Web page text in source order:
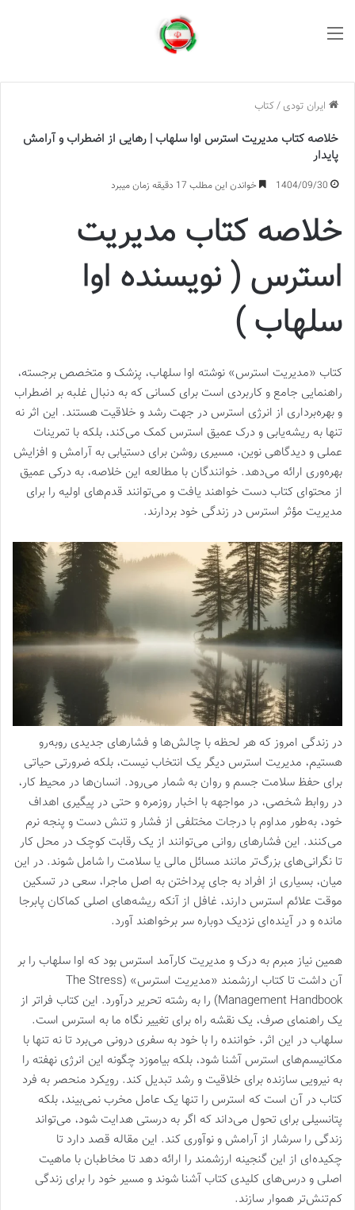
ایران تودی /کتاب
خلاصه کتاب مدیریت استرس اوا سلهاب | رهایی از اضطراب و آرامش
پایدار
1404/09/30 خواندن این مطلب 17 دقیقه زمان میبرد
خلاصه کتاب مدیریت
استرس ( نویسنده اوا
سلهاب )
کتاب «مدیریت استرس» نوشته اوا سلهاب، پزشک و متخصص برجسته،
راهنمایی جامع و کاربردی است برای کسانی که به دنبال غلبه بر اضطراب
و بهره‌برداری از انرژی استرس در جهت رشد و خلاقیت هستند. این اثر نه
تنها به ریشه‌یابی و درک عمیق استرس کمک می‌کند، بلکه با تمرینات
عملی و دیدگاهی نوین، مسیری روشن برای دستیابی به آرامش و افزایش
بهره‌وری ارائه می‌دهد. خوانندگان با مطالعه این خلاصه، به درکی عمیق
از محتوای کتاب دست خواهند یافت و می‌توانند قدم‌های اولیه را برای
مدیریت مؤثر استرس در زندگی خود بردارند.
در زندگی امروز که هر لحظه با چالش‌ها و فشارهای جدیدی روبه‌رو
هستیم، مدیریت استرس دیگر یک انتخاب نیست، بلکه ضرورتی حیاتی
برای حفظ سلامت جسم و روان به شمار می‌رود. انسان‌ها در محیط کار،
در روابط شخصی، در مواجهه با اخبار روزمره و حتی در پیگیری اهداف
خود، به‌طور مداوم با درجات مختلفی از فشار و تنش دست و پنجه نرم
می‌کنند. این فشارهای روانی می‌توانند از یک رقابت کوچک در محل کار
تا نگرانی‌های بزرگ‌تر مانند مسائل مالی یا سلامت را شامل شوند. در این
میان، بسیاری از افراد به جای پرداختن به اصل ماجرا، سعی در تسکین
موقت علائم استرس دارند، غافل از آنکه ریشه‌های اصلی کماکان پابرجا
مانده و در آینده‌ای نزدیک دوباره سر برخواهند آورد.
همین نیاز مبرم به درک و مدیریت کارآمد استرس بود که اوا سلهاب را بر
آن داشت تا کتاب ارزشمند «مدیریت استرس» (The Stress
Management Handbook) را به رشته تحریر درآورد. این کتاب فراتر از
یک راهنمای صرف، یک نقشه راه برای تغییر نگاه ما به استرس است.
سلهاب در این اثر، خواننده را با خود به سفری درونی می‌برد تا نه تنها با
مکانیسم‌های استرس آشنا شود، بلکه بیاموزد چگونه این انرژی نهفته را
به نیرویی سازنده برای خلاقیت و رشد تبدیل کند. رویکرد منحصر به فرد
کتاب در آن است که استرس را تنها یک عامل مخرب نمی‌بیند، بلکه
پتانسیلی برای تحول می‌داند که اگر به درستی هدایت شود، می‌تواند
زندگی را سرشار از آرامش و نوآوری کند. این مقاله قصد دارد تا
چکیده‌ای از این گنجینه ارزشمند را ارائه دهد تا مخاطبان با ماهیت
اصلی و درس‌های کلیدی کتاب آشنا شوند و مسیر خود را برای زندگی
کم‌تنش‌تر هموار سازند.